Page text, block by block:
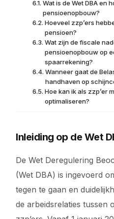
Wat is de Wet DBA en
pensioenopbouw?
Hoeveel zzp’ers
pensioen?
Wat zijn de fiscale
pensioenopbouw op
spaarrekening?
Wanneer gaat de
handhaven op
Hoe kan ik als zzp’er
optimaliseren?
Inleiding op de Wet
De Wet Deregulering
(Wet DBA) is ingevoerd
tegen te gaan en
de arbeidsrelaties tussen